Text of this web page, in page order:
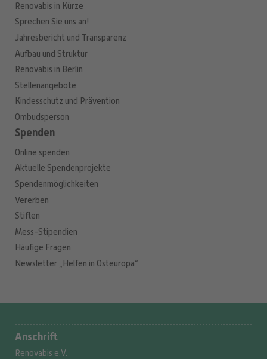
Renovabis in Kürze
Sprechen Sie uns an!
Jahresbericht und Transparenz
Aufbau und Struktur
Renovabis in Berlin
Stellenangebote
Kindesschutz und Prävention
Ombudsperson
Spenden
Online spenden
Aktuelle Spendenprojekte
Spendenmöglichkeiten
Vererben
Stiften
Mess-Stipendien
Häufige Fragen
Newsletter „Helfen in Osteuropa“
Anschrift
Renovabis e.V.